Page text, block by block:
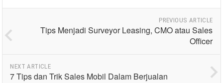
PREVIOUS ARTICLE
Tips Menjadi Surveyor Leasing, CMO atau Sales
Officer
NEXT ARTICLE
7 Tips dan Trik Sales Mobil Dalam Berjualan